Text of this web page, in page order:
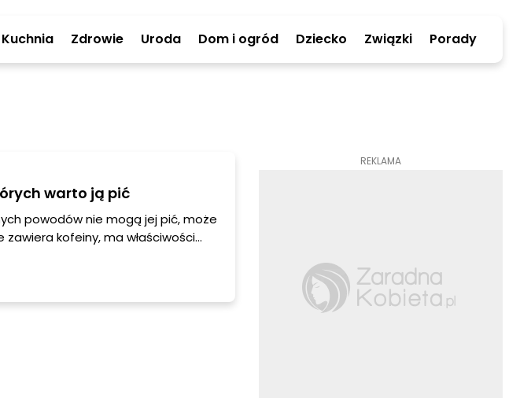
Kuchnia Zdrowie Uroda Dom i ogród Dziecko Związki Porady
warto ją pić
powodów nie mogą jej pić, może
kofeiny, ma właściwości
REKLAMA